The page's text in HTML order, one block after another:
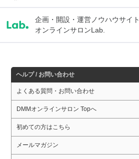
企画・開設・運営ノウハウサイト
オンラインサロンLab.
ヘルプ / お問い合わせ
よくある質問・お問い合わせ
DMMオンラインサロン Topへ
初めての方はこちら
メールマガジン